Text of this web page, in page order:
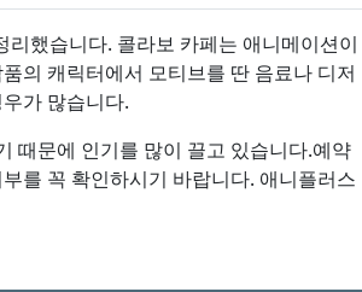
했습니다. 콜라보 카페는 애니메이션이
의 캐릭터에서 모티브를 딴 음료나 디저
가 많습니다.
때문에 인기를 많이 끌고 있습니다.예약
를 꼭 확인하시기 바랍니다. 애니플러스